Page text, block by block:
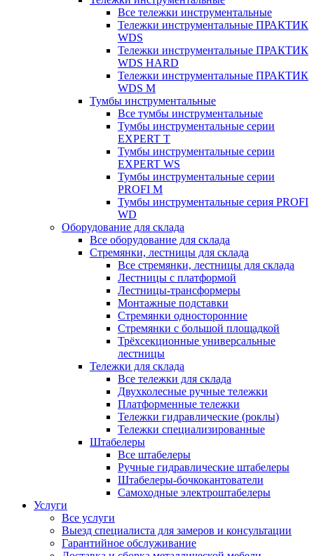
Все тележки инструментальные
Тележки инструментальные ПРАКТИК
WDS
Тележки инструментальные ПРАКТИК
WDS HARD
Тележки инструментальные ПРАКТИК
WDS M
Тумбы инструментальные
Все тумбы инструментальные
Тумбы инструментальные серии
EXPERT T
Тумбы инструментальные серии
EXPERT WS
Тумбы инструментальные серии
PROFI M
Тумбы инструментальные серия PROFI
WD
Оборудование для склада
Все оборудование для склада
Стремянки, лестницы для склада
Все стремянки, лестницы для склада
Лестницы с платформой
Лестницы-трансформеры
Монтажные подставки
Стремянки односторонние
Стремянки с большой площадкой
Трёхсекционные универсальные
лестницы
Тележки для склада
Все тележки для склада
Двухколесные ручные тележки
Платформенные тележки
Тележки гидравлические (роклы)
Тележки специализированные
Штабелеры
Все штабелеры
Ручные гидравлические штабелеры
Штабелеры-бочкокантователи
Самоходные электроштабелеры
Услуги
Все услуги
Выезд специалиста для замеров и консультации
Гарантийное обслуживание